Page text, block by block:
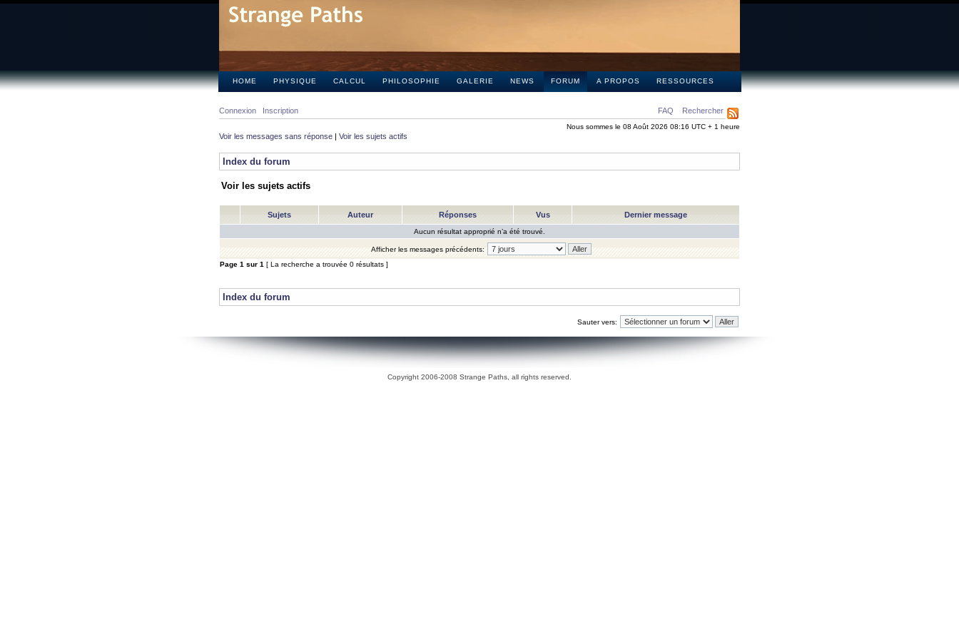
HOME PHYSIQUE CALCUL PHILOSOPHIE GALERIE NEWS FORUM A PROPOS RESSOURCES
FAQ Rechercher
Connexion Inscription
Nous sommes le 08 Août 2026 08:16 UTC + 1 heure
Voir les messages sans réponse | Voir les sujets actifs
Index du forum
Voir les sujets actifs
Sujets Auteur Réponses Vus Dernier message
Aucun résultat approprié n’a été trouvé.
Afficher les messages précédents:
Page 1 sur 1 [ La recherche a trouvée 0 résultats ]
Index du forum
Sauter vers:
Copyright 2006-2008 Strange Paths, all rights reserved.